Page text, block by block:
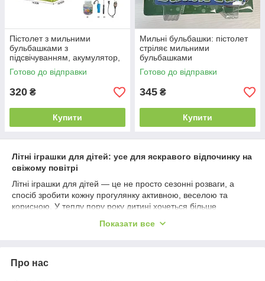
Пістолет з мильними
бульбашками з
підсвічуванням, акумулятор,
пляшечка з мильним
розчином XH 136
Готово до відправки
320 ₴
Купити
Мильні бульбашки: пістолет
стріляє мильними
бульбашками
Готово до відправки
345 ₴
Купити
Літні іграшки для дітей: усе для яскравого відпочинку на
свіжому повітрі
Літні іграшки для дітей — це не просто сезонні розваги, а
спосіб зробити кожну прогулянку активною, веселою та
корисною. У теплу пору року дитині хочеться більше
мильними бульбашками, м’ячами та яскравими аксесуарами
повітрі без складних сценаріїв і зайвих витрат.
Показати все
Про нас